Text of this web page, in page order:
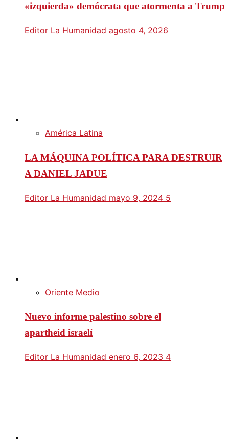
«izquierda» demócrata que atormenta a Trump
Editor La Humanidad agosto 4, 2026
América Latina
LA MÁQUINA POLÍTICA PARA DESTRUIR
A DANIEL JADUE
Editor La Humanidad mayo 9, 2024 5
Oriente Medio
Nuevo informe palestino sobre el
apartheid israelí
Editor La Humanidad enero 6, 2023 4